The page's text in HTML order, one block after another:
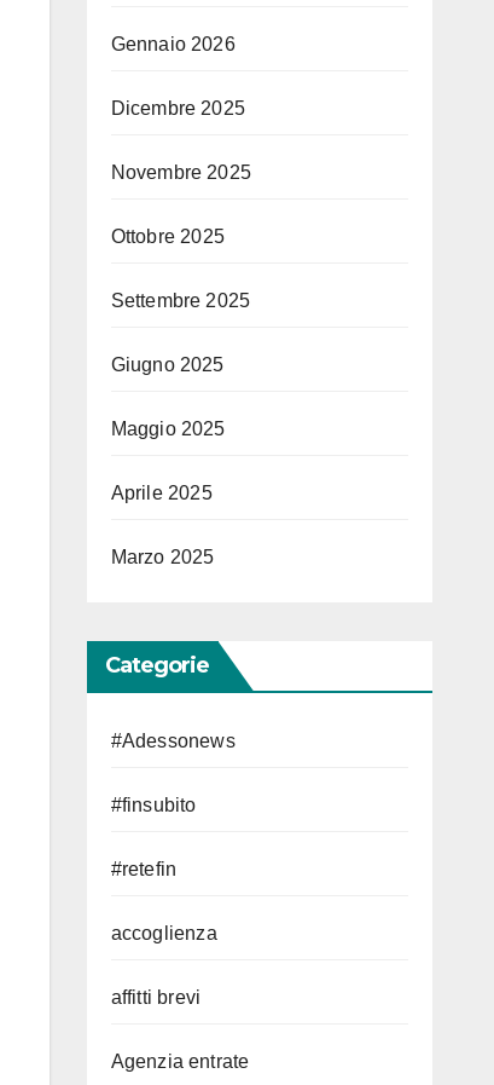
Gennaio 2026
Dicembre 2025
Novembre 2025
Ottobre 2025
Settembre 2025
Giugno 2025
Maggio 2025
Aprile 2025
Marzo 2025
Categorie
#Adessonews
#finsubito
#retefin
accoglienza
affitti brevi
Agenzia entrate